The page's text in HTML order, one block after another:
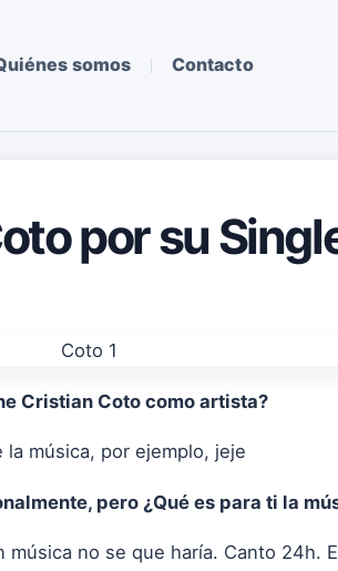
somos Contacto
por su
Cristian Coto como artista?
música, por ejemplo, jeje
pero ¿Qué es para ti la
no se que haría. Canto 24h.